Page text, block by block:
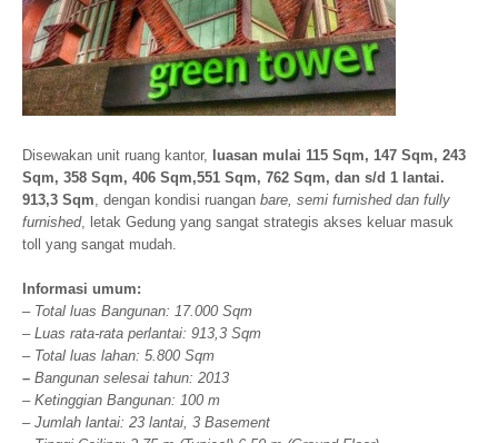
Disewakan unit ruang kantor, luasan mulai 115 Sqm, 147 Sqm, 243
Sqm, 358 Sqm, 406 Sqm,551 Sqm, 762 Sqm, dan s/d 1 lantai.
913,3 Sqm, dengan kondisi ruangan bare, semi furnished dan fully
furnished, letak Gedung yang sangat strategis akses keluar masuk
toll yang sangat mudah.
Informasi umum:
– Total luas Bangunan: 17.000 Sqm
– Luas rata-rata perlantai: 913,3 Sqm
– Total luas lahan: 5.800 Sqm
– Bangunan selesai tahun: 2013
– Ketinggian Bangunan: 100 m
– Jumlah lantai: 23 lantai, 3 Basement